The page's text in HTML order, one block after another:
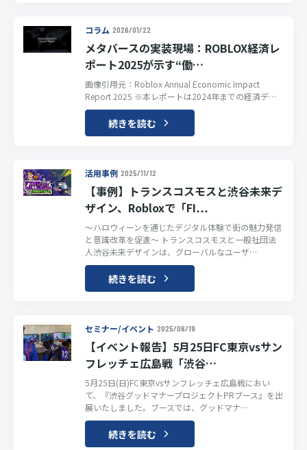
コラム 2026/01/22
メタバースの実装現場：ROBLOX経済レ
ポート2025が示す“働…
画像引用元：Roblox Annual Economic Impact
Report 2025 ※本レポートは2024年までの経済デ…
続きを読む
活用事例 2025/11/12
【事例】トランスコスモスと渋谷未来デ
ザイン、Robloxで「FI…
～ハロウィーンを通じたデジタル体験で街の魅力発信
と意識改革を促進～ トランスコスモスと一般社団法
人渋谷未来デザインは、グローバルなユーザ…
続きを読む
セミナー/イベント 2025/06/19
【イベント報告】5月25日FC東京vsサン
フレッチェ広島戦「渋谷…
5月25日(日)FC東京vsサンフレッチェ広島戦におい
て、『渋谷グッドマナープロジェクトPRブース』を出
展いたしました。ブースでは、グッドマナ…
続きを読む